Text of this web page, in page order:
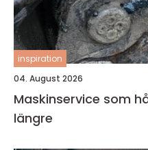
inspiration
04. August 2026
Maskinservice som
längre